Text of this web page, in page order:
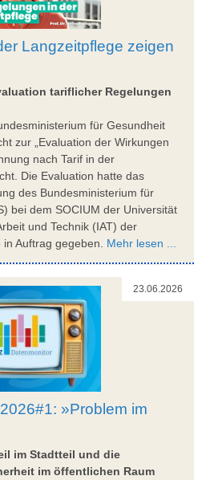
Langzeitpflege zeigen
tariflicher Regelungen
für Gesundheit
zur „Evaluation der Wirkungen
nach Tarif in der
Die Evaluation hatte das
des Bundesministerium für
bei dem SOCIUM der Universität
und Technik (IAT) der
Auftrag gegeben. Mehr lesen ...
23.06.2026
»Problem im
im Stadtteil und die
im öffentlichen Raum